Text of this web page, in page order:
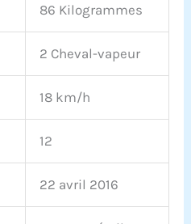
86 Kilogrammes
2 Cheval-vapeur
18 km/h
12
22 avril 2016